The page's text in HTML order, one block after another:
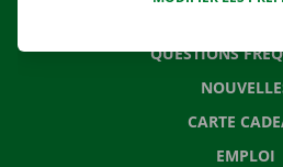
QUESTIONS
CARTE
EMPLOI